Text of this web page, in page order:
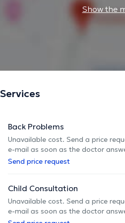
Intoleranties, tekorten en de
kunnen in kaart gebracht
best mogelijke zorg te bieden.
Show the
Services
Back Problems
Unavailable cost. Send a price
e-mail as soon as the doctor
Send price request
Child Consultation
Unavailable cost. Send a price
e-mail as soon as the doctor